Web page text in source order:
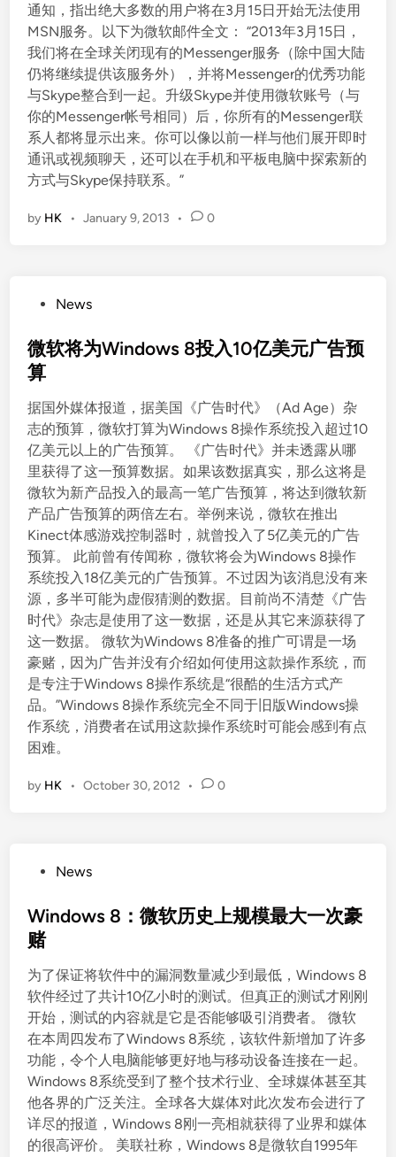
通知，指出绝大多数的用户将在3月15日开始无法使用
MSN服务。以下为微软邮件全文： “2013年3月15日，
我们将在全球关闭现有的Messenger服务（除中国大陆
仍将继续提供该服务外），并将Messenger的优秀功能
与Skype整合到一起。升级Skype并使用微软账号（与
你的Messenger帐号相同）后，你所有的Messenger联
系人都将显示出来。你可以像以前一样与他们展开即时
通讯或视频聊天，还可以在手机和平板电脑中探索新的
方式与Skype保持联系。”
by HK • January 9, 2013 • 0
s
t
d
i
n
News
微软将为Windows 8投入10亿美元广告预
算
据国外媒体报道，据美国《广告时代》（Ad Age）杂
志的预算，微软打算为Windows 8操作系统投入超过10
亿美元以上的广告预算。 《广告时代》并未透露从哪
里获得了这一预算数据。如果该数据真实，那么这将是
微软为新产品投入的最高一笔广告预算，将达到微软新
产品广告预算的两倍左右。举例来说，微软在推出
Kinect体感游戏控制器时，就曾投入了5亿美元的广告
预算。 此前曾有传闻称，微软将会为Windows 8操作
系统投入18亿美元的广告预算。不过因为该消息没有来
源，多半可能为虚假猜测的数据。目前尚不清楚《广告
时代》杂志是使用了这一数据，还是从其它来源获得了
这一数据。 微软为Windows 8准备的推广可谓是一场
豪赌，因为广告并没有介绍如何使用这款操作系统，而
是专注于Windows 8操作系统是“很酷的生活方式产
品。”Windows 8操作系统完全不同于旧版Windows操
作系统，消费者在试用这款操作系统时可能会感到有点
困难。
by HK • October 30, 2012 • 0
s
t
d
i
n
News
Windows 8：微软历史上规模最大一次豪
赌
为了保证将软件中的漏洞数量减少到最低，Windows 8
软件经过了共计10亿小时的测试。但真正的测试才刚刚
开始，测试的内容就是它是否能够吸引消费者。 微软
在本周四发布了Windows 8系统，该软件新增加了许多
功能，令个人电脑能够更好地与移动设备连接在一起。
Windows 8系统受到了整个技术行业、全球媒体甚至其
他各界的广泛关注。全球各大媒体对此次发布会进行了
详尽的报道，Windows 8刚一亮相就获得了业界和媒体
的很高评价。 美联社称，Windows 8是微软自1995年